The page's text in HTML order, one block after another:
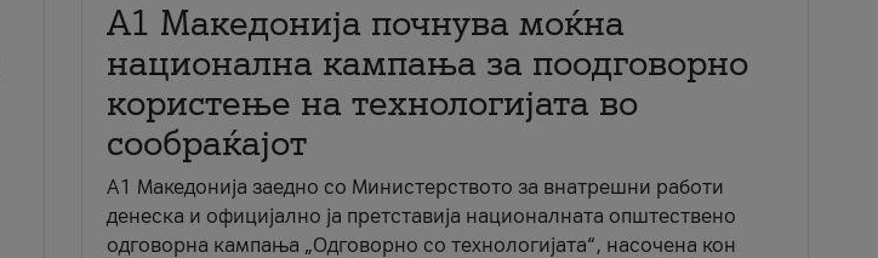
A1 Македонија почнува моќна
национална кампања за поодговорно
користење на технологијата во
сообраќајот
A1 Македонија заедно со Министерството за внатрешни работи
денеска и официјално ја претставија националната општествено
одговорна кампања „Одговорно со технологијата“, насочена кон